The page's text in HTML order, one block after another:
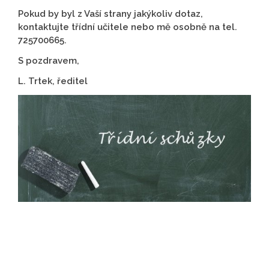
Pokud by byl z Vaší strany jakýkoliv dotaz,
kontaktujte třídní učitele nebo mě osobně na tel.
725700665.
S pozdravem,
L. Trtek, ředitel